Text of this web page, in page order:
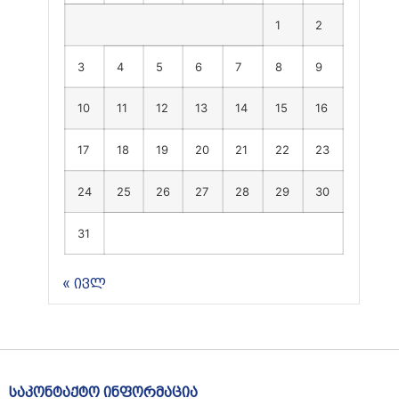
1 2
3 4 5 6 7 8 9
10 11 12 13 14 15 16
17 18 19 20 21 22 23
24 25 26 27 28 29 30
31
« ივლ
საკონტაქტო ინფორმაცია